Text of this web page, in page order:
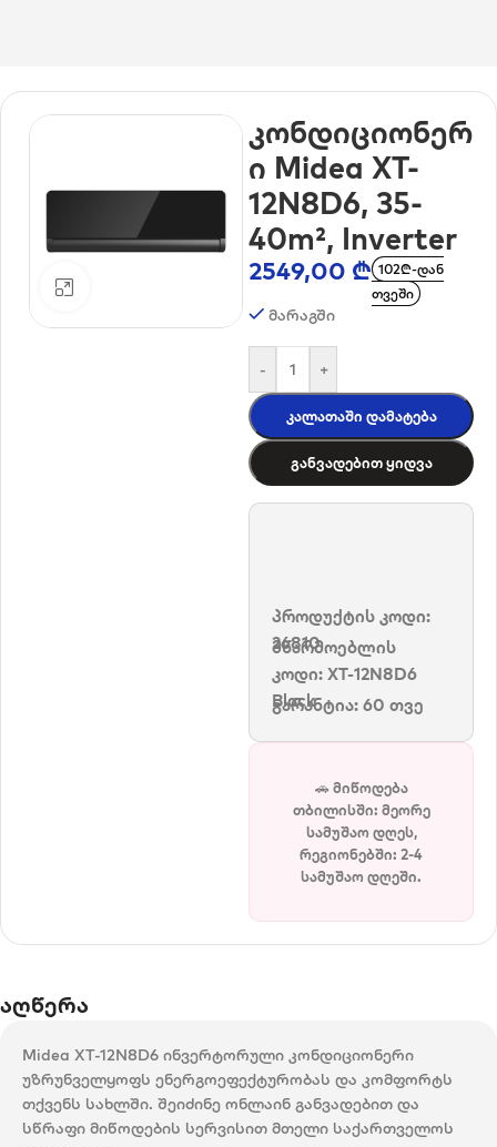
კონდიციონერ
ი Midea XT-
12N8D6, 35-
40m², Inverter
2549,00 ₾ 102₾-დან
თვეში
მარაგში
- +
Კალათაში Დამატება
Განვადებით Ყიდვა
პროდუქტის კოდი:
26810
მწარმოებლის
კოდი: XT-12N8D6
Black
გარანტია: 60 თვე
🚗 მიწოდება
თბილისში: მეორე
სამუშაო დღეს,
რეგიონებში: 2-4
სამუშაო დღეში.
აღწერა
Midea XT-12N8D6 ინვერტორული კონდიციონერი
უზრუნველყოფს ენერგოეფექტურობას და კომფორტს
თქვენს სახლში. შეიძინე ონლაინ განვადებით და
სწრაფი მიწოდების სერვისით მთელი საქართველოს